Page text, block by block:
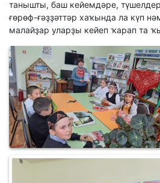
танышты, баш кейемдәре,
ғөрөф-ғәҙҙәттәр хаҡында ла күп
малайҙар уларҙы кейеп ҡарап та